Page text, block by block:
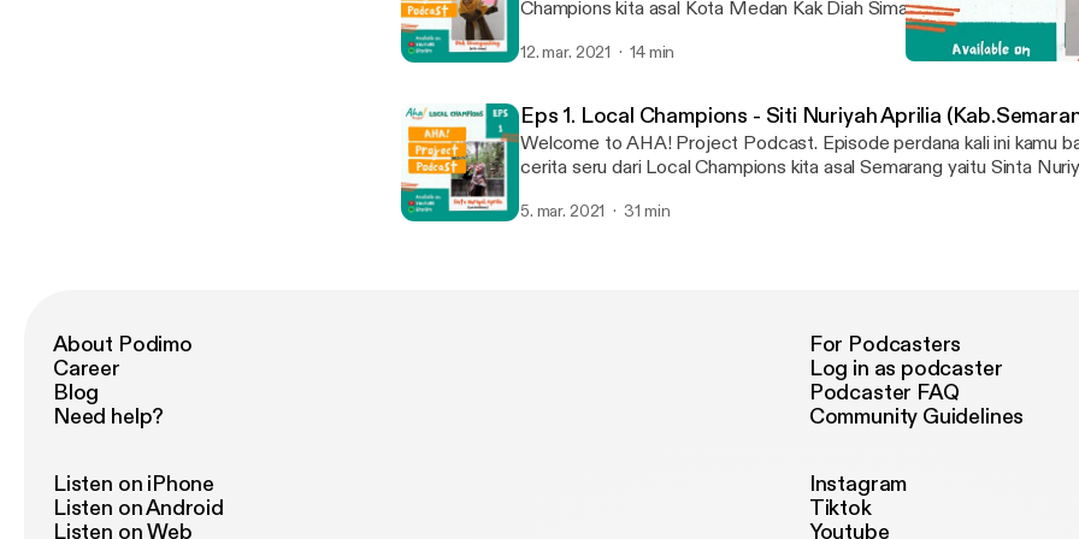
Champions kita asal Kota Medan Kak Diah Simangunsong yang
Kabupaten Konawe Sulawesi Tenggara. Penasaran gimana serunya,
teman - teman. jangan lupa share ini ke temen temen kamu dan
12. mar. 2021 14 min
Eps 1. Local Champions - Siti Nuriyah Aprilia
Welcome to AHA! Project Podcast. Episode perdana kali ini kamu
cerita seru dari Local Champions kita asal Semarang yaitu Sinta
membagi waktunya untuk mengajar adik - adik di lingkungannya
5. mar. 2021 31 min
About Podimo
Career
Blog
Need help?
For Podcasters
Log in as podcaster
Podcaster FAQ
Community Guidelines
Listen on iPhone
Listen on Android
Listen on Web
Instagram
Tiktok
Youtube